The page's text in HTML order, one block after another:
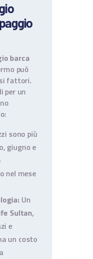
barca
può
fattori.
per un
sono più
giugno e
nel mese
Un
Sultan,
e
un costo